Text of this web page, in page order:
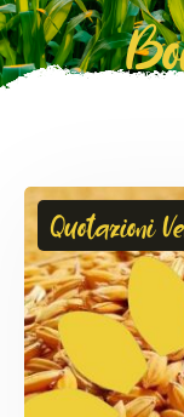
Quotazioni